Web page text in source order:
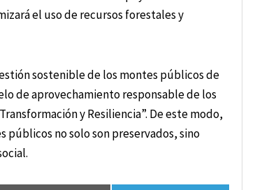
el uso de recursos forestales y
sostenible de los montes públicos de
de aprovechamiento responsable de los
y Resiliencia”. De este modo,
públicos no solo son preservados, sino